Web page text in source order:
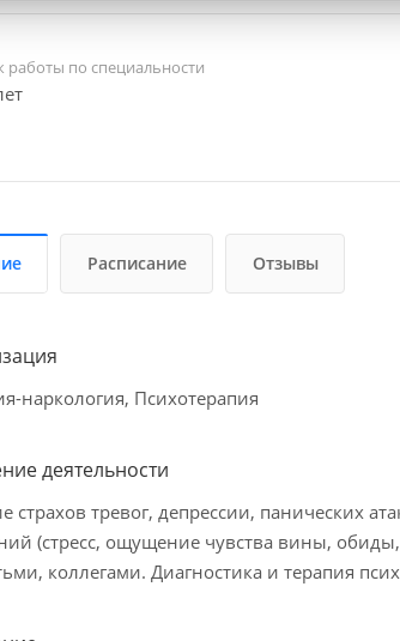
работы по специальности
Расписание Отзывы
наркология, Психотерапия
деятельности
страхов тревог, депрессии, панических
(стресс, ощущение чувства вины,
коллегами. Диагностика и терапия